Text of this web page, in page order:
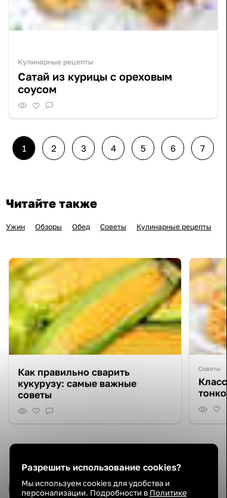
Кулинарные рецепты
Сатай из курицы с ореховым
соусом
1 2 3 4 5 6 7
Читайте также
Ужин Обзоры Обед Советы Кулинарные рецепты
Как правильно сварить
кукурузу: самые важные
советы
Советы
Новое видео нашего канала
Подписаться на канал
Разрешить использование cookies?
Мы используем cookies для удобства и
персонализации. Подробности в Политике